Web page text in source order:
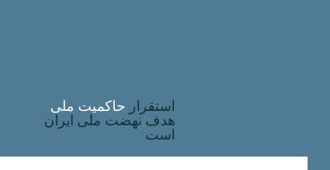
استقرار حاکميت ملی
هدف نهضت ملی ایران
است